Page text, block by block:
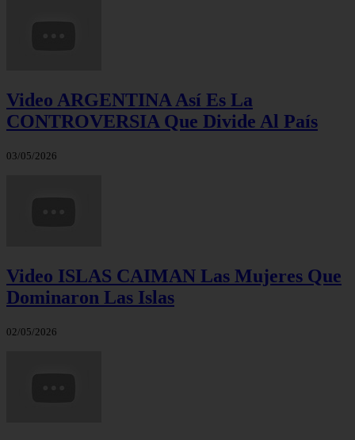
Video ARGENTINA Así Es La
CONTROVERSIA Que Divide Al País
03/05/2026
Video ISLAS CAIMAN Las Mujeres Que
Dominaron Las Islas
02/05/2026